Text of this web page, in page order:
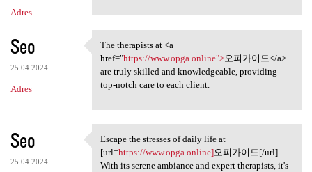
Adres
Seo
25.04.2024
Adres
The therapists at <a href=
The therapists at <a
href="https://www.opga.online">오피가이드</a>
are truly skilled and knowledgeable, providing
top-notch care to each client.
Seo
25.04.2024
Escape the stresses of daily
Escape the stresses of daily life at
[url=https://www.opga.online]오피가이드[/url].
With its serene ambiance and expert therapists, it's